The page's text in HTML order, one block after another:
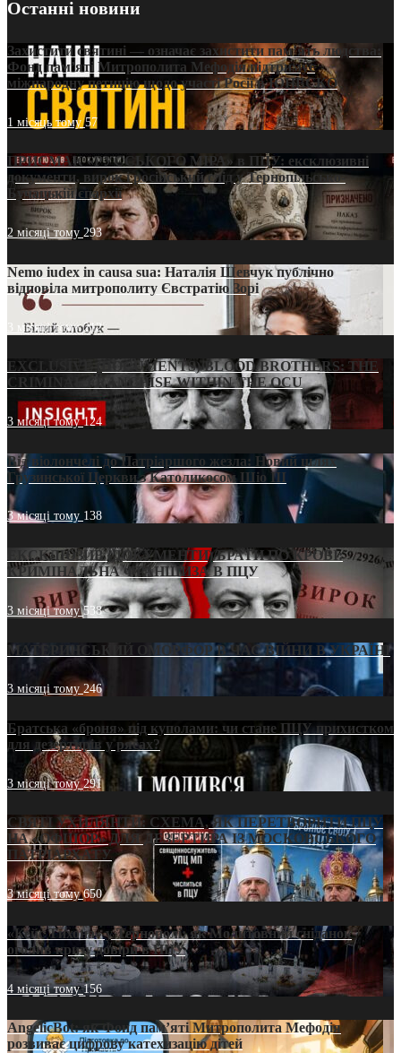
Останні новини
Захистити святині — означає захистити пам’ять людства:
Фонд пам’яті Митрополита Мефодія підтримує
міжнародну петицію щодо участі Росії в ЮНЕСКО
1 місяць тому57
ПРИСМАК «РУССЬКОГО МІРА» в ПЦУ: ексклюзивні
документи, вирок і російський слід у Тернопільсько-
Бучацькій єпархії
2 місяці тому 293
Nemo iudex in causa sua: Наталія Шевчук публічно
відповіла митрополиту Євстратію Зорі
3 місяці тому212
EXCLUSIVE (DOCUMENTS)/BLOOD BROTHERS: THE
CRIMINAL FRANCHISE WITHIN THE OCU
3 місяці тому124
Від віолончелі до Патріаршого жезла: Новий шлях
Грузинської Церкви з Католикосом Шіо III
3 місяці тому 138
ЕКСКЛЮЗИВ (ДОКУМЕНТИ)/БРАТИ ПО КРОВІ:
КРИМІНАЛЬНА ФРАНШИЗА В ПЦУ
3 місяці тому538
МАТЕРИНСЬКИЙ ОМОРФОР В ЧАС ВІЙНИ В УКРАЇНІ
3 місяці тому246
Братська «броня» під куполами: чи стане ПЦУ прихистком
для дезертирів у рясах?
3 місяці тому291
СВЯТІ УХИЛЯНТИ: СХЕМА, ЯК ПЕРЕТВОРИТИ ПЦУ
НА «ОФШОР» ДЛЯ ДЕЗЕРТИРА ІЗ МОСКОВСЬКОГО
ПАТРІАРХАТУ
3 місяці тому650
«Кейс Тихона» у Тернополі: як Молитовний сніданок
оголив кризу довіри в ПЦУ
4 місяці тому156
AngelicBot: як Фонд пам’яті Митрополита Мефодія
розвиває цифрову катехизацію дітей